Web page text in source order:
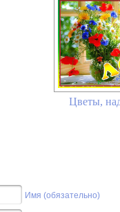
Цветы,
Имя (обязательно)